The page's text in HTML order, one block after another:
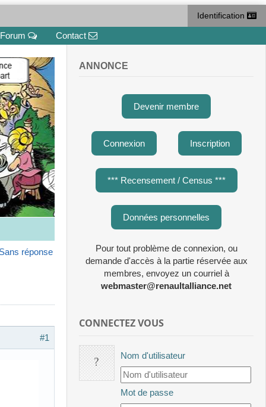
Identification
Forum Contact
réponse
#1
ANNONCE
Devenir membre
Connexion Inscription
*** Recensement / Census ***
Données personnelles
Pour tout problème de connexion, ou
demande d'accès à la partie réservée aux
membres, envoyez un courriel à
webmaster@renaultalliance.net
CONNECTEZ VOUS
Nom d'utilisateur
Mot de passe